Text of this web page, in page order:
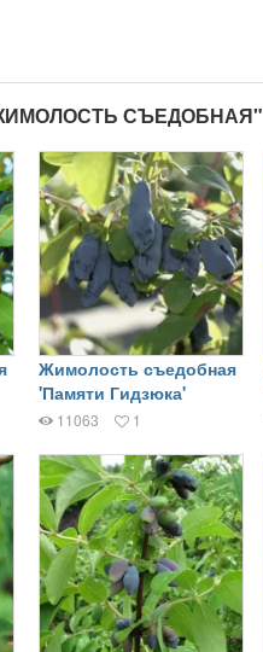
СЪЕДОБНАЯ"
Жимолость съедобная
'Памяти Гидзюка'
11063 1